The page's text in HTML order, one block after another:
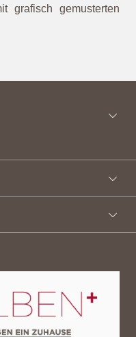
grafisch gemusterten